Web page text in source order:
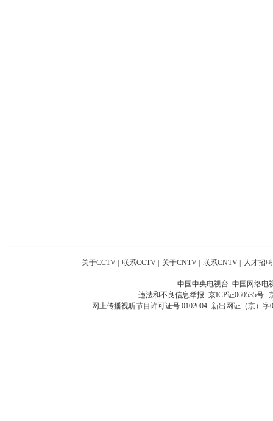
关于CCTV 联系CCTV 关于CNTV 联系CNTV 人才招聘
中国中央电视台 中国网络电
违法和不良信息举报 京ICP证060535号
网上传播视听节目许可证号 0102004 新出网证（京）